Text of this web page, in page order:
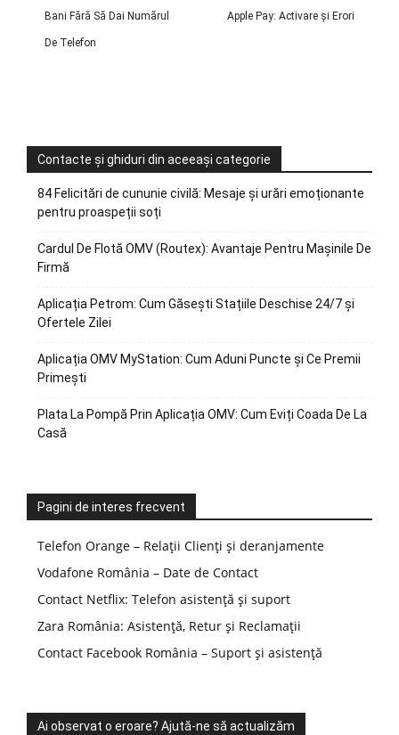
Bani Fără Să Dai Numărul
De Telefon
Apple Pay: Activare și Erori
Contacte și ghiduri din aceeași categorie
84 Felicitări de cununie civilă: Mesaje și urări emoționante
pentru proaspeții soți
Cardul De Flotă OMV (Routex): Avantaje Pentru Mașinile De
Firmă
Aplicația Petrom: Cum Găsești Stațiile Deschise 24/7 și
Ofertele Zilei
Aplicația OMV MyStation: Cum Aduni Puncte și Ce Premii
Primești
Plata La Pompă Prin Aplicația OMV: Cum Eviți Coada De La
Casă
Pagini de interes frecvent
Telefon Orange – Relații Clienți și deranjamente
Vodafone România – Date de Contact
Contact Netflix: Telefon asistență și suport
Zara România: Asistență, Retur și Reclamații
Contact Facebook România – Suport și asistență
Ai observat o eroare? Ajută-ne să actualizăm